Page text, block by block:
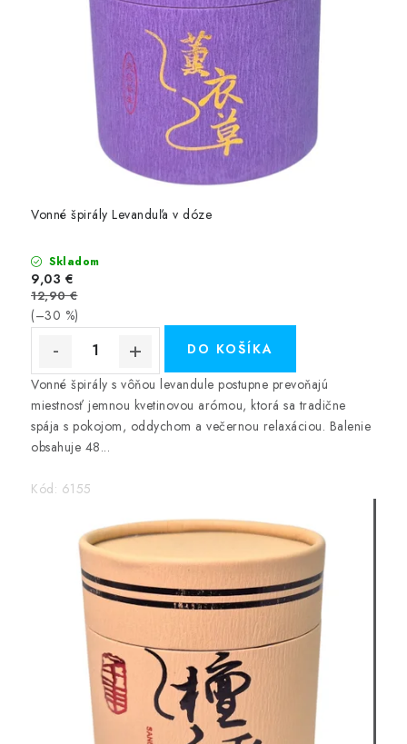
Vonné špirály Levanduľa v dóze
Skladom
9,03 €
12,90 €
(–30 %)
DO KOŠÍKA
Vonné špirály s vôňou levandule postupne prevoňajú
miestnosť jemnou kvetinovou arómou, ktorá sa tradične
spája s pokojom, oddychom a večernou relaxáciou. Balenie
obsahuje 48...
Kód: 6155